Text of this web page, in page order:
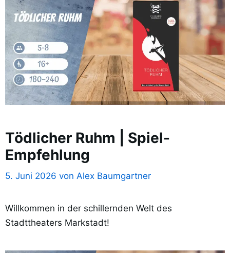
Tödlicher Ruhm | Spiel-
Empfehlung
5. Juni 2026 von Alex Baumgartner
Willkommen in der schillernden Welt des
Stadttheaters Markstadt!